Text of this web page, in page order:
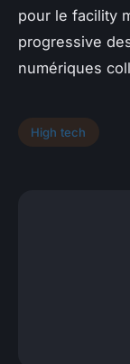
pour le facility
progressive
numériques
High tech